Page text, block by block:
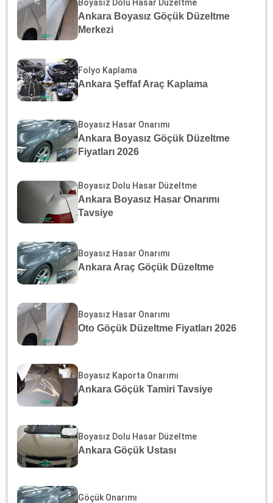
Boyasız Dolu Hasar Düzeltme
Ankara Boyasız Göçük Düzeltme
Merkezi
Folyo Kaplama
Ankara Şeffaf Araç Kaplama
Boyasız Hasar Onarımı
Ankara Boyasız Göçük Düzeltme
Fiyatları 2026
Boyasız Dolu Hasar Düzeltme
Ankara Boyasız Hasar Onarımı
Tavsiye
Boyasız Hasar Onarımı
Ankara Araç Göçük Düzeltme
Boyasız Hasar Onarımı
Oto Göçük Düzeltme Fiyatları 2026
Boyasız Kaporta Onarımı
Ankara Göçük Tamiri Tavsiye
Boyasız Dolu Hasar Düzeltme
Ankara Göçük Ustası
Göçük Onarımı